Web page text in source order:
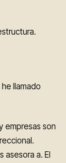
llamado
empresas son
asesora a. El